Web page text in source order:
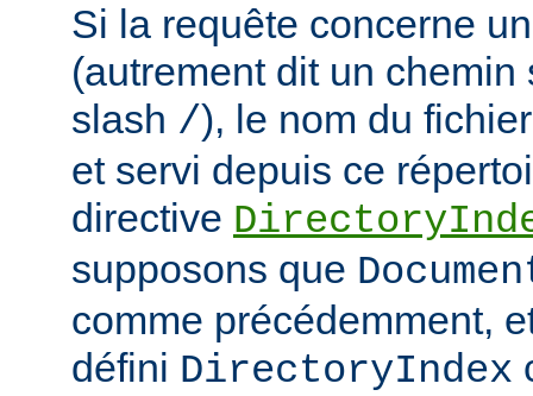
Si la requête concerne
(autrement dit un
slash /), le nom du
et servi depuis ce
directive
supposons que
comme précédemment,
défini DirectoryIndex